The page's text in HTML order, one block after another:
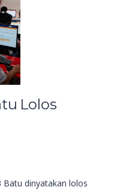
Lolos
Batu dinyatakan lolos